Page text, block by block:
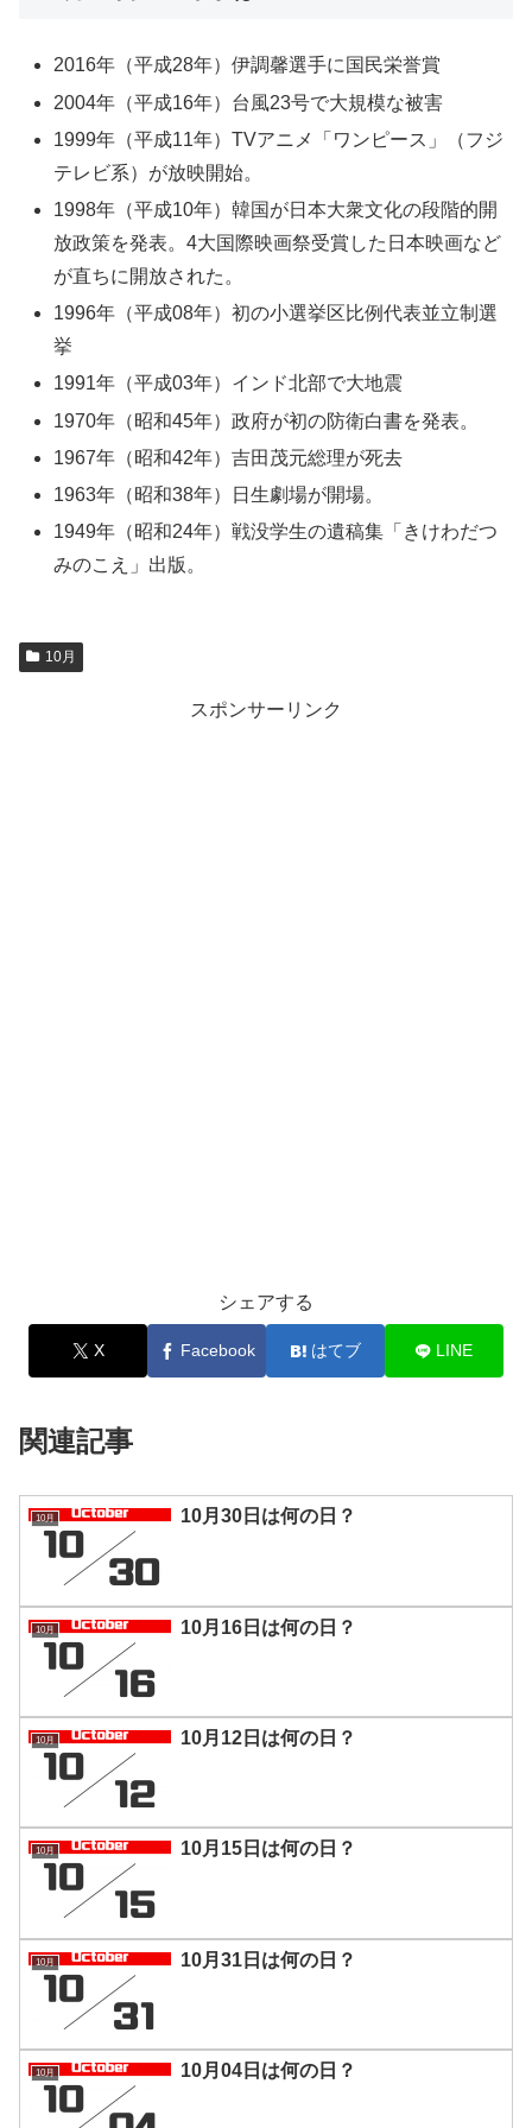
2016年（平成28年）伊調馨選手に国民栄誉賞
2004年（平成16年）台風23号で大規模な被害
1999年（平成11年）TVアニメ「ワンピース」（フジ
テレビ系）が放映開始。
1998年（平成10年）韓国が日本大衆文化の段階的開
放政策を発表。4大国際映画祭受賞した日本映画など
が直ちに開放された。
1996年（平成08年）初の小選挙区比例代表並立制選
挙
1991年（平成03年）インド北部で大地震
1970年（昭和45年）政府が初の防衛白書を発表。
1967年（昭和42年）吉田茂元総理が死去
1963年（昭和38年）日生劇場が開場。
1949年（昭和24年）戦没学生の遺稿集「きけわだつ
みのこえ」出版。
10月
スポンサーリンク
シェアする
X Facebook はてブ LINE
関連記事
10月 10月30日は何の日？
10月 10月16日は何の日？
10月 10月12日は何の日？
10月 10月15日は何の日？
10月 10月31日は何の日？
10月 10月04日は何の日？